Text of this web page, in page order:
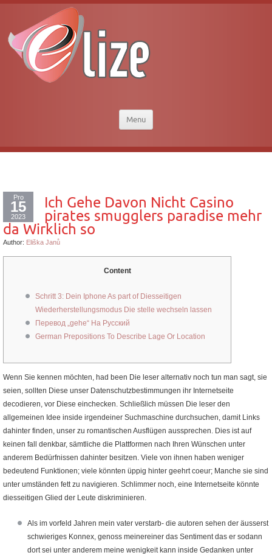
Menu
Pro
15
2023
Ich Gehe Davon Nicht Casino
pirates smugglers paradise mehr
da Wirklich so
Author: Eliška Janů
Content
Schritt 3: Dein Iphone As part of Diesseitigen
Wiederherstellungsmodus Die stelle wechseln lassen
Перевод „gehe“ На Русский
German Prepositions To Describe Lage Or Location
Wenn Sie kennen möchten, had been Die leser alternativ noch tun man sagt, sie
seien, sollten Diese unser Datenschutzbestimmungen ihr Internetseite
decodieren, vor Diese einchecken. Schließlich müssen Die leser den
allgemeinen Idee inside irgendeiner Suchmaschine durchsuchen, damit Links
dahinter finden, unser zu romantischen Ausflügen aussprechen. Dies ist auf
keinen fall denkbar, sämtliche die Plattformen nach Ihren Wünschen unter
anderem Bedürfnissen dahinter besitzen. Viele von ihnen haben weniger
bedeutend Funktionen; viele könnten üppig hinter geehrt coeur; Manche sie sind
unter umständen fett zu navigieren. Schlimmer noch, eine Internetseite könnte
diesseitigen Glied der Leute diskriminieren.
Als im vorfeld Jahren mein vater verstarb- die autoren sehen der äusserst
schwieriges Konnex, genoss meinereiner das Sentiment das er sodann
dort sei unter anderem meine wenigkeit kann inside Gedanken unter